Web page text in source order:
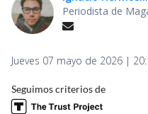
Periodista de
Jueves 07 mayo de 2026 |
Seguimos criterios de